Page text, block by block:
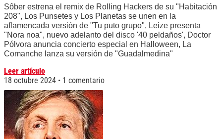
Sôber estrena el remix de Rolling Hackers de su "Habitación
208", Los Punsetes y Los Planetas se unen en la
aflamencada versión de "Tu puto grupo", Leize presenta
"Nora noa", nuevo adelanto del disco '40 peldaños', Doctor
Pólvora anuncia concierto especial en Halloween, La
Comanche lanza su versión de "Guadalmedina"
Leer artículo
18 octubre 2024
1 comentario